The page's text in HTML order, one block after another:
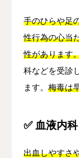
手のひらや足
性行為の心当
性があります
科などを受診
ます。 梅毒は
✅ 血液内
出血しやすさ